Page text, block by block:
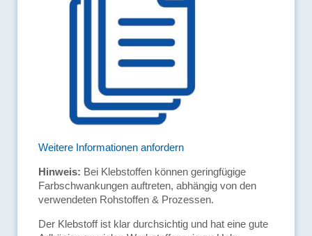
Weitere Informationen anfordern
Hinweis: Bei Klebstoffen können geringfügige
Farbschwankungen auftreten, abhängig von den
verwendeten Rohstoffen & Prozessen.
Der Klebstoff ist klar durchsichtig und hat eine gute